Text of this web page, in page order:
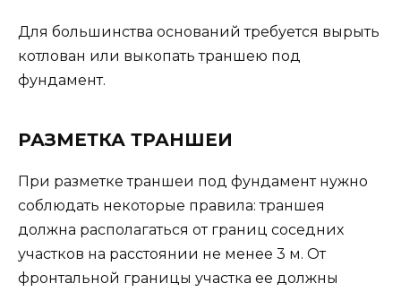
Для большинства оснований требуется вырыть
котлован или выкопать траншею под
фундамент.
РАЗМЕТКА ТРАНШЕИ
При разметке траншеи под фундамент нужно
соблюдать некоторые правила: траншея
должна располагаться от границ соседних
участков на расстоянии не менее 3 м. От
фронтальной границы участка ее должны